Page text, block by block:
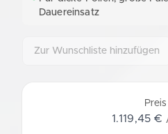
Dauereinsatz
Zur Wunschliste hinzufügen
Preis
1.119,45 €